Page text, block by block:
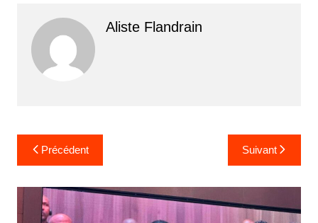
Aliste Flandrain
Navigation
de
l’article
Précédent Suivant